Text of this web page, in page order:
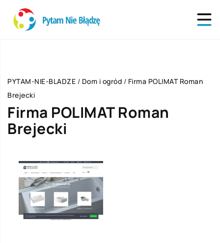
PYTAM-NIE-BLADZE / Dom i ogród / Firma POLIMAT Roman
Brejecki
Firma POLIMAT Roman
Brejecki